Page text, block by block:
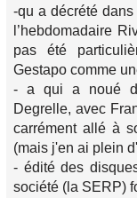
-qu a décrété
l’hebdomadaire
pas été
Gestapo comme
- a qui a noué
Degrelle, avec
carrément allé à
(mais j'en ai plein
- édité des
société (la SERP)